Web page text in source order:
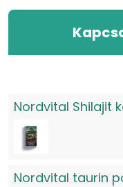
Nordvital Shilajit
Nordvital taurin